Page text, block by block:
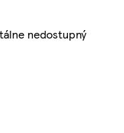
nedostupný